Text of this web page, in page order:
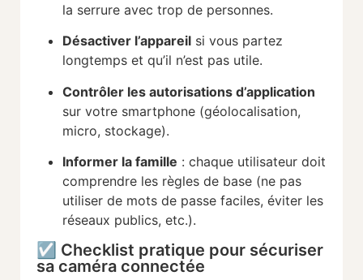
la serrure avec trop de personnes.
Désactiver l’appareil si vous partez
longtemps et qu’il n’est pas utile.
Contrôler les autorisations d’application
sur votre smartphone (géolocalisation,
micro, stockage).
Informer la famille : chaque utilisateur doit
comprendre les règles de base (ne pas
utiliser de mots de passe faciles, éviter les
réseaux publics, etc.).
☑️ Checklist pratique pour sécuriser
sa caméra connectée